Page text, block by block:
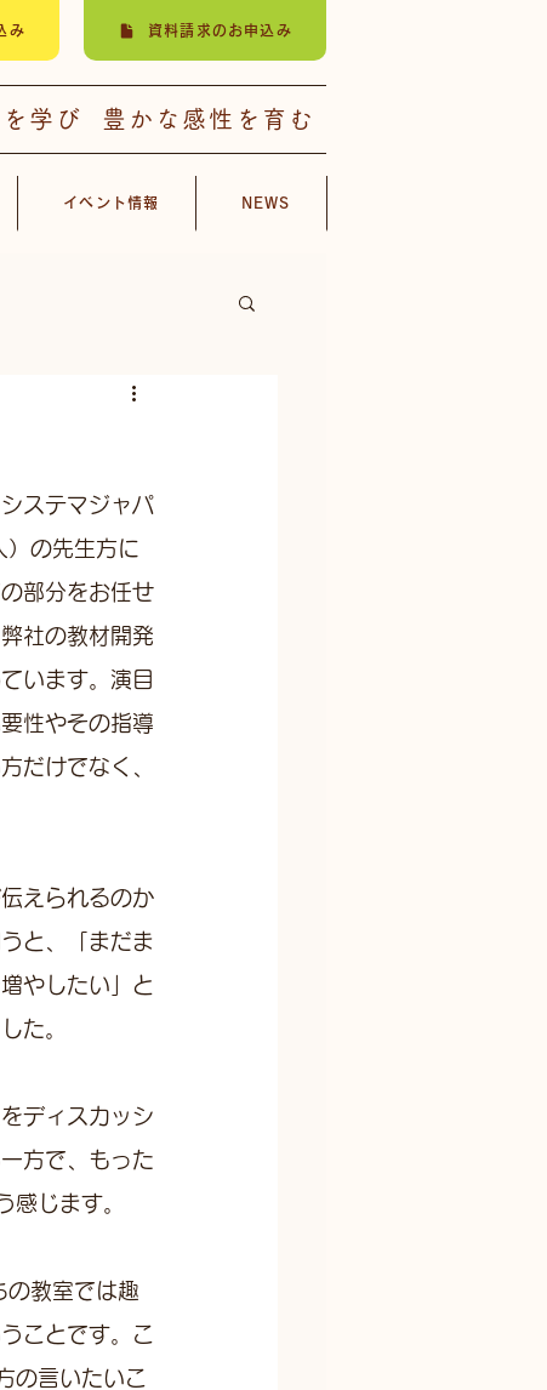
み 資料請求のお申込み
学び 豊かな感性を育む
イベント情報 NEWS
ステマジャパ
）の先生方に
部分をお任せ
社の教材開発
います。演目
性やその指導
だけでなく、
えられるのか
と、「まだま
やしたい」と
た。
ディスカッシ
方で、もった
感じます。
教室では趣
ことです。こ
の言いたいこ